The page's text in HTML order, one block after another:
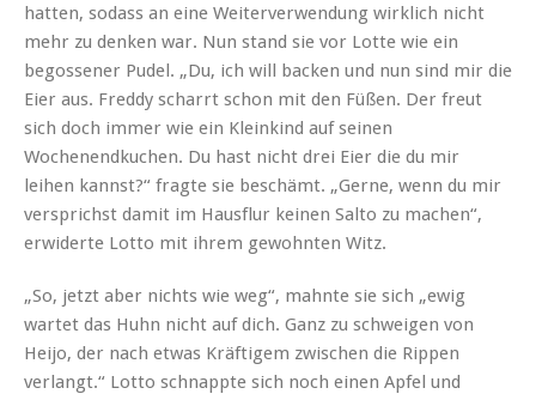
hatten, sodass an eine Weiterverwendung wirklich nicht
mehr zu denken war. Nun stand sie vor Lotte wie ein
begossener Pudel. „Du, ich will backen und nun sind mir die
Eier aus. Freddy scharrt schon mit den Füßen. Der freut
sich doch immer wie ein Kleinkind auf seinen
Wochenendkuchen. Du hast nicht drei Eier die du mir
leihen kannst?“ fragte sie beschämt. „Gerne, wenn du mir
versprichst damit im Hausflur keinen Salto zu machen“,
erwiderte Lotto mit ihrem gewohnten Witz.
„So, jetzt aber nichts wie weg“, mahnte sie sich „ewig
wartet das Huhn nicht auf dich. Ganz zu schweigen von
Heijo, der nach etwas Kräftigem zwischen die Rippen
verlangt.“ Lotto schnappte sich noch einen Apfel und